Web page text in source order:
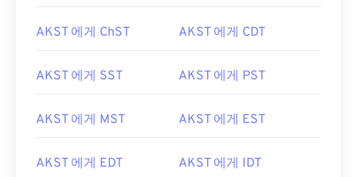
AKST 에게 ChST AKST 에게 CDT
AKST 에게 SST AKST 에게 PST
AKST 에게 MST AKST 에게 EST
AKST 에게 EDT AKST 에게 IDT